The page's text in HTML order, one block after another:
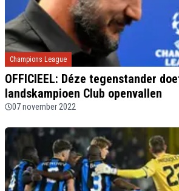
Champions League
OFFICIEEL: Déze tegenstander
landskampioen Club openvallen
07 november 2022